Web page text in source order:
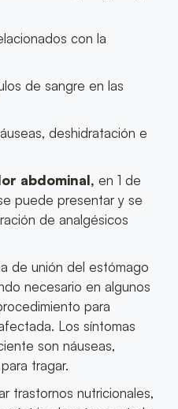
con la
de sangre en las
deshidratación e
abdominal, en 1 de
puede presentar y se
de analgésicos
de unión del estómago
necesario en algunos
para
Los síntomas
son náuseas,
tragar.
trastornos nutricionales,